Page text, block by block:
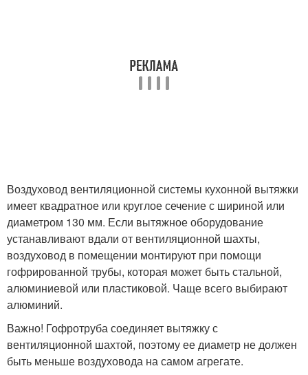
Вытяжка в частном
доме
Дом через стену
Вытяжка на кухне Вытяжки для кухни
Воздуховод вентиляционной системы кухонной вытяжки
имеет квадратное или круглое сечение с шириной или
диаметром 130 мм. Если вытяжное оборудование
устанавливают вдали от вентиляционной шахты,
воздуховод в помещении монтируют при помощи
гофрированной трубы, которая может быть стальной,
алюминиевой или пластиковой. Чаще всего выбирают
алюминий.
Важно! Гофротруба соединяет вытяжку с
вентиляционной шахтой, поэтому ее диаметр не должен
быть меньше воздуховода на самом агрегате.